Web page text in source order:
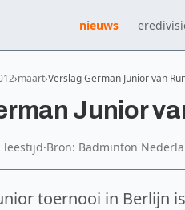
nieuws
maart Verslag German Junior van
Junior
leestijd·Bron: Badminton
toernooi in Berlijn